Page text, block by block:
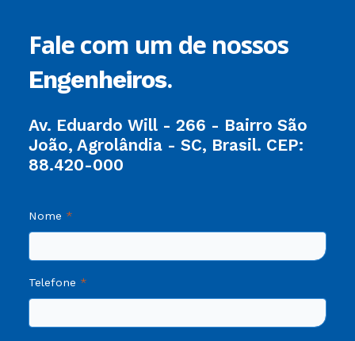
Fale com um de nossos
Engenheiros.
Av. Eduardo Will - 266 - Bairro São
João, Agrolândia - SC, Brasil. CEP:
88.420-000
Nome
Telefone